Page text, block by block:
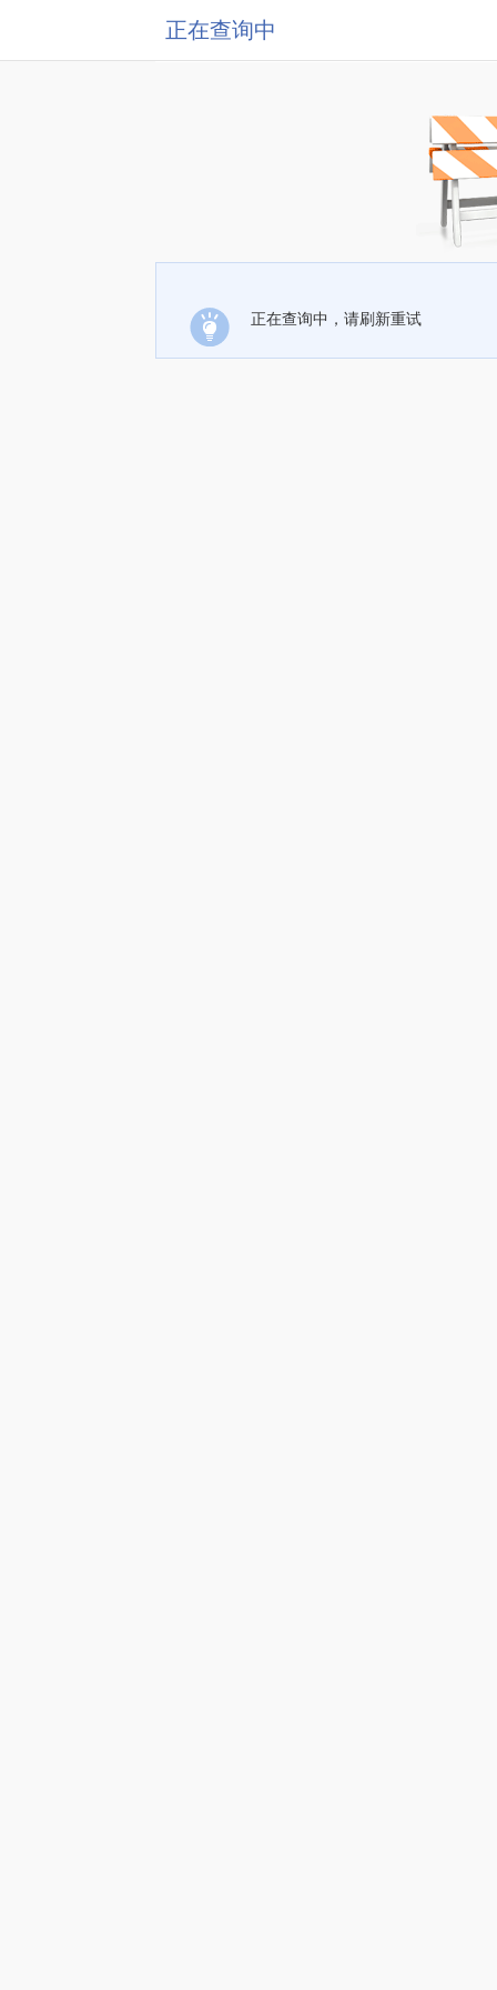
正在查询中
正在查询中，请刷新重试